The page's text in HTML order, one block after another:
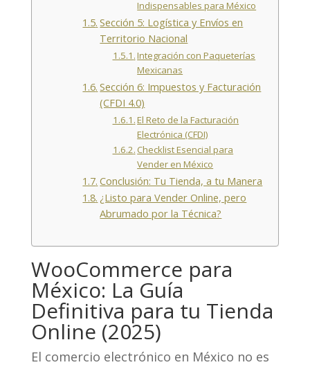
Indispensables para México
Sección 5: Logística y Envíos en
Territorio Nacional
Integración con Paqueterías
Mexicanas
Sección 6: Impuestos y Facturación
(CFDI 4.0)
El Reto de la Facturación
Electrónica (CFDI)
Checklist Esencial para
Vender en México
Conclusión: Tu Tienda, a tu Manera
¿Listo para Vender Online, pero
Abrumado por la Técnica?
WooCommerce para
México: La Guía
Definitiva para tu Tienda
Online (2025)
El comercio electrónico en México no es